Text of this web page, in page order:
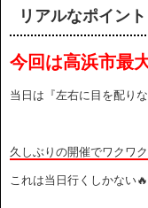
リアルなポイント
今回は高浜市最
当日は『左右に目を配り
久しぶりの開催でワクワ
これは当日行くしかない